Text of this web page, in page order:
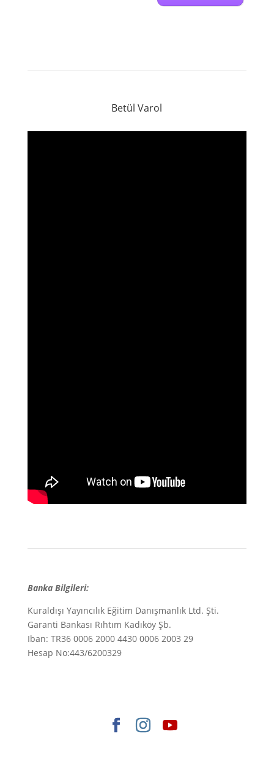
Betül Varol
Banka Bilgileri:
Kuraldışı Yayıncılık Eğitim Danışmanlık Ltd. Şti.
Garanti Bankası Rıhtım Kadıköy Şb.
Iban: TR36 0006 2000 4430 0006 2003 29
Hesap No:443/6200329